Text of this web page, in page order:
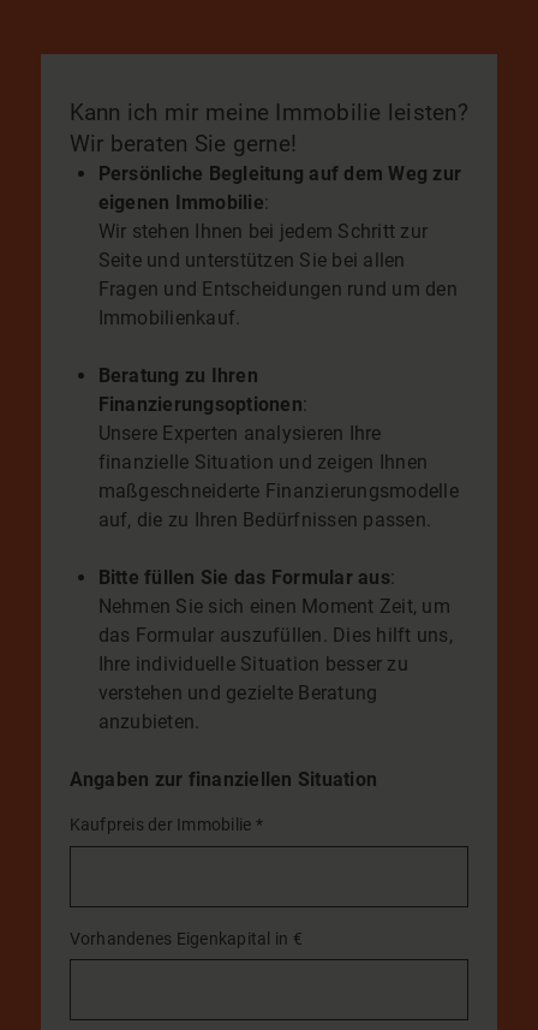
Kann ich mir meine Immobilie leisten?
Wir beraten Sie gerne!
Persönliche Begleitung auf dem Weg zur
eigenen Immobilie:
Wir stehen Ihnen bei jedem Schritt zur
Seite und unterstützen Sie bei allen
Fragen und Entscheidungen rund um den
Immobilienkauf.
Beratung zu Ihren
Finanzierungsoptionen:
Unsere Experten analysieren Ihre
finanzielle Situation und zeigen Ihnen
maßgeschneiderte Finanzierungsmodelle
auf, die zu Ihren Bedürfnissen passen.
Bitte füllen Sie das Formular aus:
Nehmen Sie sich einen Moment Zeit, um
das Formular auszufüllen. Dies hilft uns,
Ihre individuelle Situation besser zu
verstehen und gezielte Beratung
anzubieten.
Angaben zur finanziellen Situation
Kaufpreis der Immobilie *
Vorhandenes Eigenkapital in €